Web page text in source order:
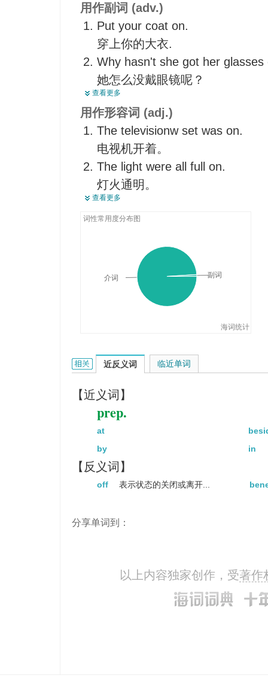
这东西我是赊购来的。
He studied at Oxford on a
他靠罗兹奖学金在牛津就读。
What do you do on New Year's
元旦你做什么？
He will give a lecture on
他会作关于国际形势的讲座。
They made their own judgment
他们凭他的报告作出自己的判断
用作副词 (adv.)
Put your coat on.
穿上你的大衣.
Why hasn't she got her glasses
她怎么没戴眼镜呢？
Move on!
向前走！
Time marches on.
时光流逝。
She worked quietly all night.
她整个晚上默默地继续工作。
He walks on down the corridor.
他沿着走廊一路走过去。
查看更多
用作形容词 (adj.)
The televisionw set was on.
电视机开着。
The light were all full on.
灯火通明。
The war was on then.
那时正在打仗。
当时正出现恐癌症。
The night nurse is/goes on at
晚班护士7点钟上班。
查看更多
词性常用度分布图
海词统计
介词 副词
on的相关资料：
近反义词
【近义词】
prep.
at
by
in
【反义词】
off 表示状态的关闭或离开...
临近单词
分享单词到：
以上内容独家创作，受著作